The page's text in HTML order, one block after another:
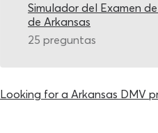
Simulador del Examen
de Arkansas
25 preguntas
Looking for a Arkansas DMV